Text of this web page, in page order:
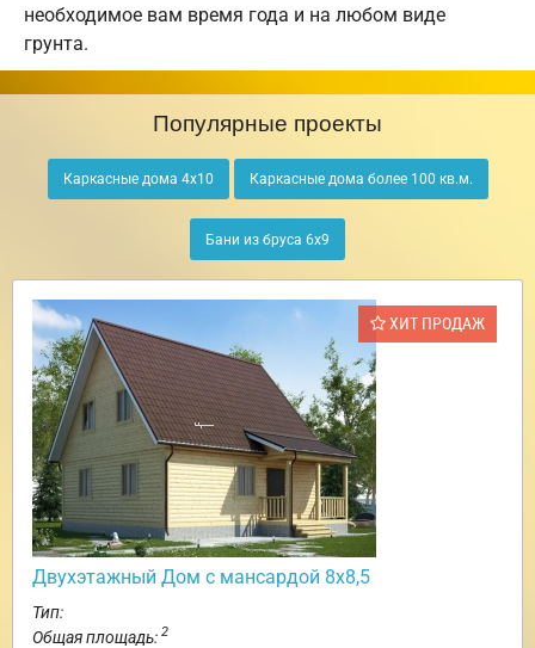
необходимое вам время года и на любом виде
грунта.
Популярные проекты
Каркасные дома 4х10 Каркасные дома более 100 кв.м.
Бани из бруса 6х9
ХИТ ПРОДАЖ
Двухэтажный Дом с мансардой 8х8,5
Тип:
Общая площадь: 2